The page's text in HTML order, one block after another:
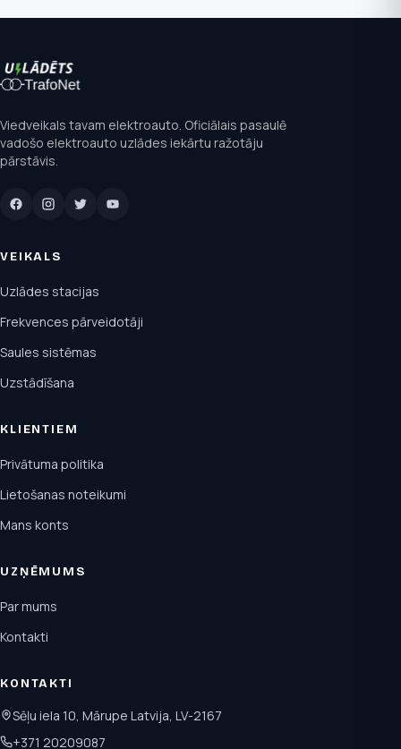
Viedveikals tavam elektroauto. Oficiālais pasaulē
vadošo elektroauto uzlādes iekārtu ražotāju
pārstāvis.
VEIKALS
Uzlādes stacijas
Frekvences pārveidotāji
Saules sistēmas
Uzstādīšana
KLIENTIEM
Privātuma politika
Lietošanas noteikumi
Mans konts
UZŅĒMUMS
Par mums
Kontakti
KONTAKTI
Sēļu iela 10, Mārupe Latvija, LV-2167
+371 20209087